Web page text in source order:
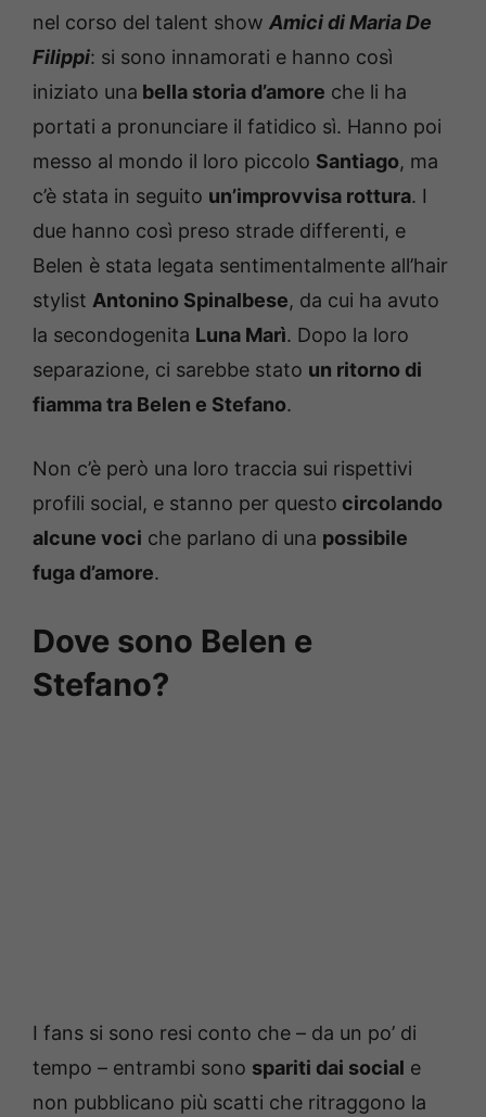
nel corso del talent show Amici di Maria De
Filippi: si sono innamorati e hanno così
iniziato una bella storia d’amore che li ha
portati a pronunciare il fatidico sì. Hanno poi
messo al mondo il loro piccolo Santiago, ma
c’è stata in seguito un’improvvisa rottura. I
due hanno così preso strade differenti, e
Belen è stata legata sentimentalmente all’hair
stylist Antonino Spinalbese, da cui ha avuto
la secondogenita Luna Marì. Dopo la loro
separazione, ci sarebbe stato un ritorno di
fiamma tra Belen e Stefano.
Non c’è però una loro traccia sui rispettivi
profili social, e stanno per questo circolando
alcune voci che parlano di una possibile
fuga d’amore.
Dove sono Belen e
Stefano?
I fans si sono resi conto che – da un po’ di
tempo – entrambi sono spariti dai social e
non pubblicano più scatti che ritraggono la